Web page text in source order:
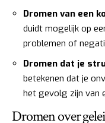
Dromen van een
duidt mogelijk op
problemen of
Dromen dat je
betekenen dat je
het gevolg zijn van
Dromen over